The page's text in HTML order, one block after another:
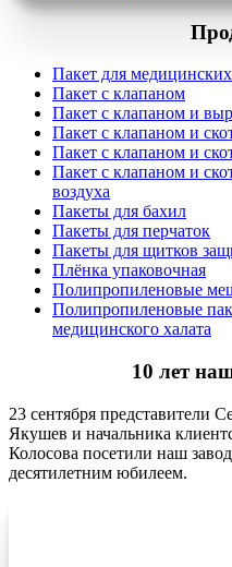
Пакет для
Пакет с клапаном
Пакет с клапаном и
Пакет с клапаном и
Пакет с клапаном и
Пакет с клапаном и
воздуха
Пакеты для бахил
Пакеты для перчаток
Пакеты для щитков
Плёнка упаковочная
Полипропиленовые
Полипропиленовые
медицинского халата
10 лет
23 сентября представители
Якушев и начальника
Колосова посетили наш
десятилетним юбилеем.